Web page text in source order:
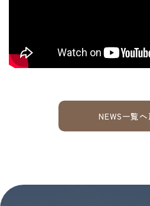
NEWS一覧へ